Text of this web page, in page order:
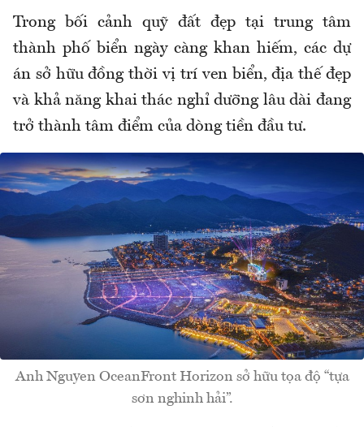
Trong bối cảnh quỹ đất đẹp tại trung tâm
thành phố biển ngày càng khan hiếm, các dự
án sở hữu đồng thời vị trí ven biển, địa thế đẹp
và khả năng khai thác nghỉ dưỡng lâu dài đang
trở thành tâm điểm của dòng tiền đầu tư.
Anh Nguyen OceanFront Horizon sở hữu tọa độ “tựa
sơn nghinh hải”.